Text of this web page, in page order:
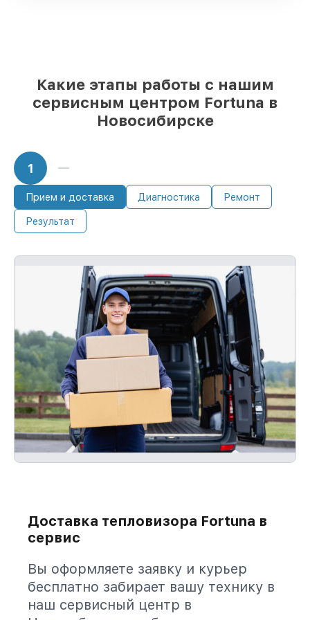
Какие этапы работы с нашим
сервисным центром Fortuna в
Новосибирске
1
Прием и доставка Диагностика Ремонт
Результат
Доставка тепловизора Fortuna в
сервис
Вы оформляете заявку и курьер
бесплатно забирает вашу технику в
наш сервисный центр в